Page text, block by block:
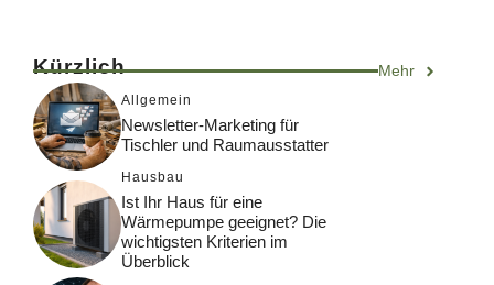
Kürzlich Mehr
Allgemein
Newsletter-Marketing für
Tischler und Raumausstatter
Hausbau
Ist Ihr Haus für eine
Wärmepumpe geeignet? Die
wichtigsten Kriterien im
Überblick